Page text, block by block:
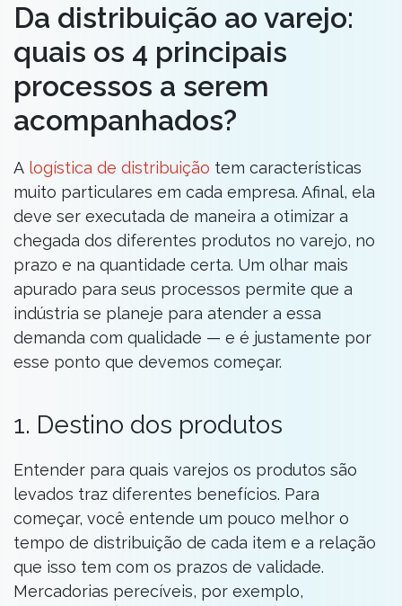
Da distribuição ao varejo:
quais os 4 principais
processos a serem
acompanhados?
A logística de distribuição tem características
muito particulares em cada empresa. Afinal, ela
deve ser executada de maneira a otimizar a
chegada dos diferentes produtos no varejo, no
prazo e na quantidade certa. Um olhar mais
apurado para seus processos permite que a
indústria se planeje para atender a essa
demanda com qualidade — e é justamente por
esse ponto que devemos começar.
1. Destino dos produtos
Entender para quais varejos os produtos são
levados traz diferentes benefícios. Para
começar, você entende um pouco melhor o
tempo de distribuição de cada item e a relação
que isso tem com os prazos de validade.
Mercadorias perecíveis, por exemplo,